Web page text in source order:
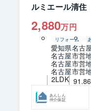
ルミエール清住
2,880万円
リフォーム
愛知県名古
名古屋市営
名古屋市営
名古屋市営
2LDK
あんしん
仲介保証